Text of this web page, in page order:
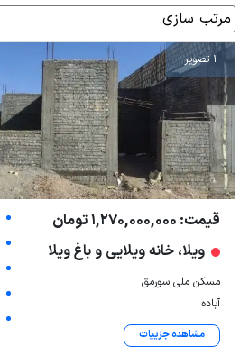
1 تصویر
قیمت: 1,270,000,000 تومان
ویلا، خانه ویلایی و باغ ویلا
مسکن ملی سورمق
آباده
مشاهده جزییات